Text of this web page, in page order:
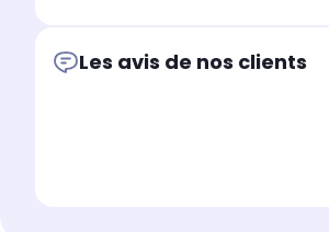
Les avis de nos clients